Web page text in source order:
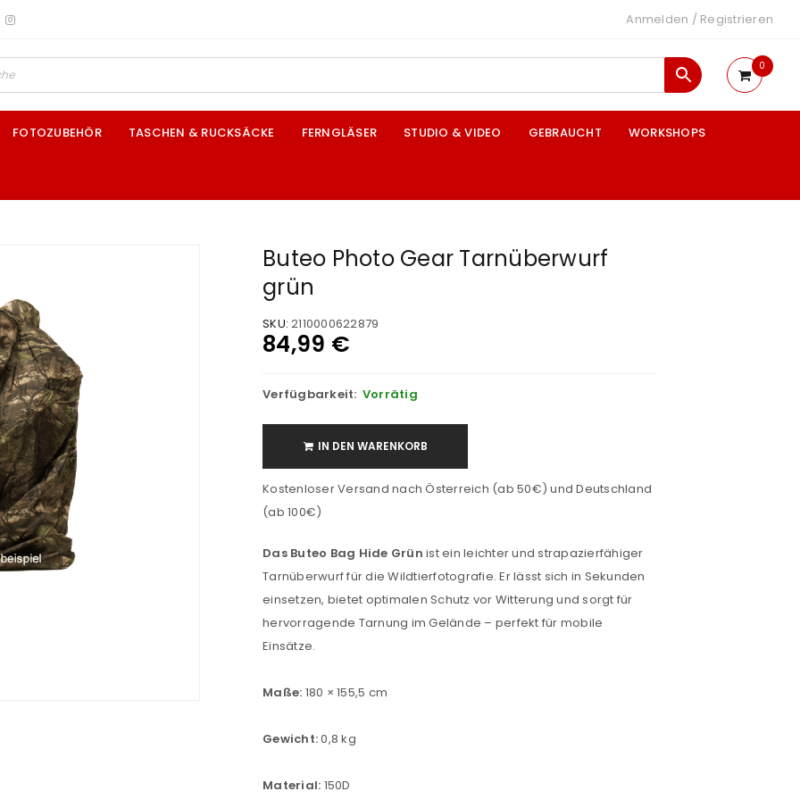
Anmelden / Registrieren
0
FOTOZUBEHÖR TASCHEN & RUCKSÄCKE FERNGLÄSER STUDIO & VIDEO GEBRAUCHT WORKSHOPS
Buteo Photo Gear Tarnüberwurf
grün
SKU: 2110000622879
84,99 €
Verfügbarkeit: Vorrätig
IN DEN WARENKORB
Kostenloser Versand nach Österreich (ab 50€) und Deutschland
(ab 100€)
Das Buteo Bag Hide Grün ist ein leichter und strapazierfähiger
Tarnüberwurf für die Wildtierfotografie. Er lässt sich in Sekunden
einsetzen, bietet optimalen Schutz vor Witterung und sorgt für
hervorragende Tarnung im Gelände – perfekt für mobile
Einsätze.
Maße: 180 × 155,5 cm
Gewicht:0,8 kg
Material: 150D